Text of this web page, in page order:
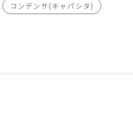
コンデンサ(キャパシタ)